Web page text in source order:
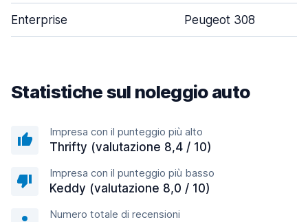
Enterprise Peugeot 308
Statistiche sul noleggio auto
Impresa con il punteggio più alto
Thrifty (valutazione 8,4 / 10)
Impresa con il punteggio più basso
Keddy (valutazione 8,0 / 10)
Numero totale di recensioni